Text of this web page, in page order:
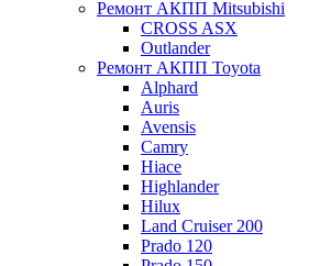
Ремонт АКПП Mitsubishi
CROSS ASX
Outlander
Ремонт АКПП Toyota
Alphard
Auris
Avensis
Camry
Hiace
Highlander
Hilux
Land Cruiser 200
Prado 120